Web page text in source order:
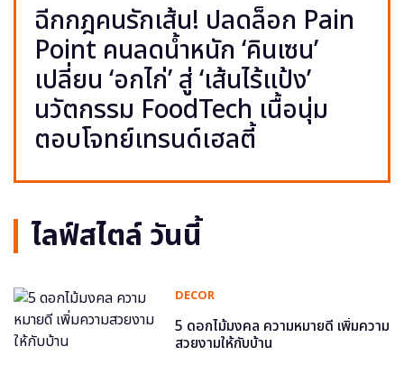
ฉีกกฎคนรักเส้น! ปลดล็อก Pain
Point คนลดน้ำหนัก ‘คินเซน’
เปลี่ยน ‘อกไก่’ สู่ ‘เส้นไร้แป้ง’
นวัตกรรม FoodTech เนื้อนุ่ม
ตอบโจทย์เทรนด์เฮลตี้
ไลฟ์สไตล์ วันนี้
DECOR
5 ดอกไม้มงคล ความหมายดี เพิ่มความ
สวยงามให้กับบ้าน